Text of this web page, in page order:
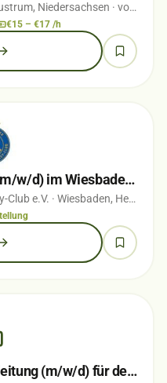
Niedersachsen · vor 2 Wochen
€15 – €17 /h
Platzwart / Platzmeister (m/w/d) im Wiesbadener Nerotal
Club e.V. · Wiesbaden, Hessen
Stellvertretende Betriebsleitung (m/w/d) für den Campingplatz Durlach